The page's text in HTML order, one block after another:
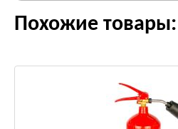
Похожие товары: